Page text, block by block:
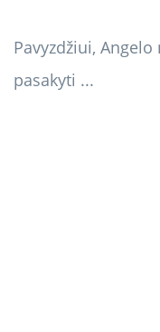
Pavyzdžiui,
pasakyti ...